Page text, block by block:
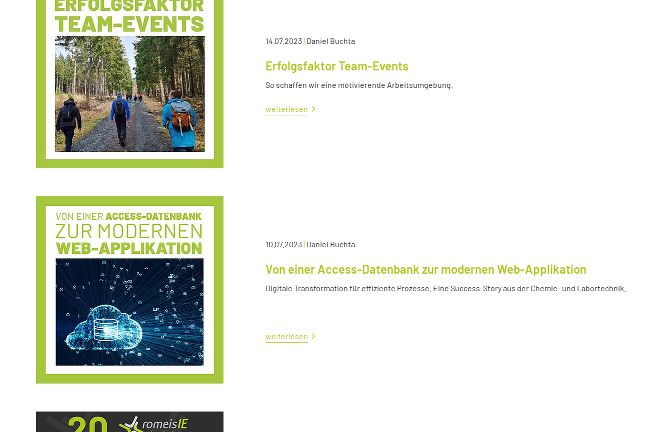
14.07.2023| Daniel Buchta
Erfolgsfaktor Team-Events
So schaffen wir eine motivierende Arbeitsumgebung.
weiterlesen
10.07.2023| Daniel Buchta
Von einer Access-Datenbank zur modernen Web-Applikation
Digitale Transformation für effiziente Prozesse. Eine Success-Story aus der Chemie- und Labortechnik.
weiterlesen